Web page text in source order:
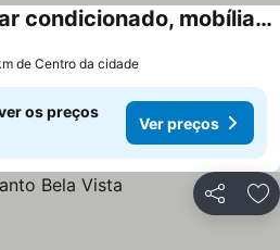
Flats Centro - Com ar condicionado, mobílias e enxovais novos e excelente qualidade
de Centro da cidade
os preços
Ver preços
Partilhar